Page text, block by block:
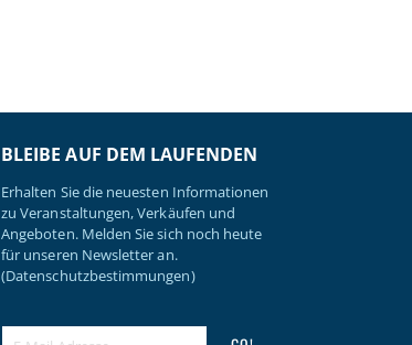
BLEIBE AUF DEM LAUFENDEN
Erhalten Sie die neuesten Informationen
zu Veranstaltungen, Verkäufen und
Angeboten. Melden Sie sich noch heute
für unseren Newsletter an.
(Datenschutzbestimmungen)